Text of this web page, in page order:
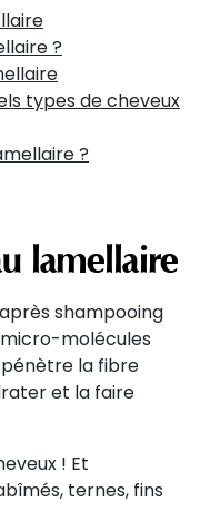
?
types de cheveux
?
lamellaire
shampooing
molécules
la fibre
et la faire
! Et
ternes, fins